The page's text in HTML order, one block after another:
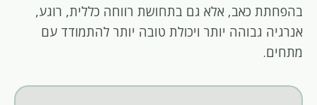
בהפחתת כאב, אלא גם בתחושת רווחה כללית, רוגע,
אנרגיה גבוהה יותר ויכולת טובה יותר להתמודד עם
מתחים.